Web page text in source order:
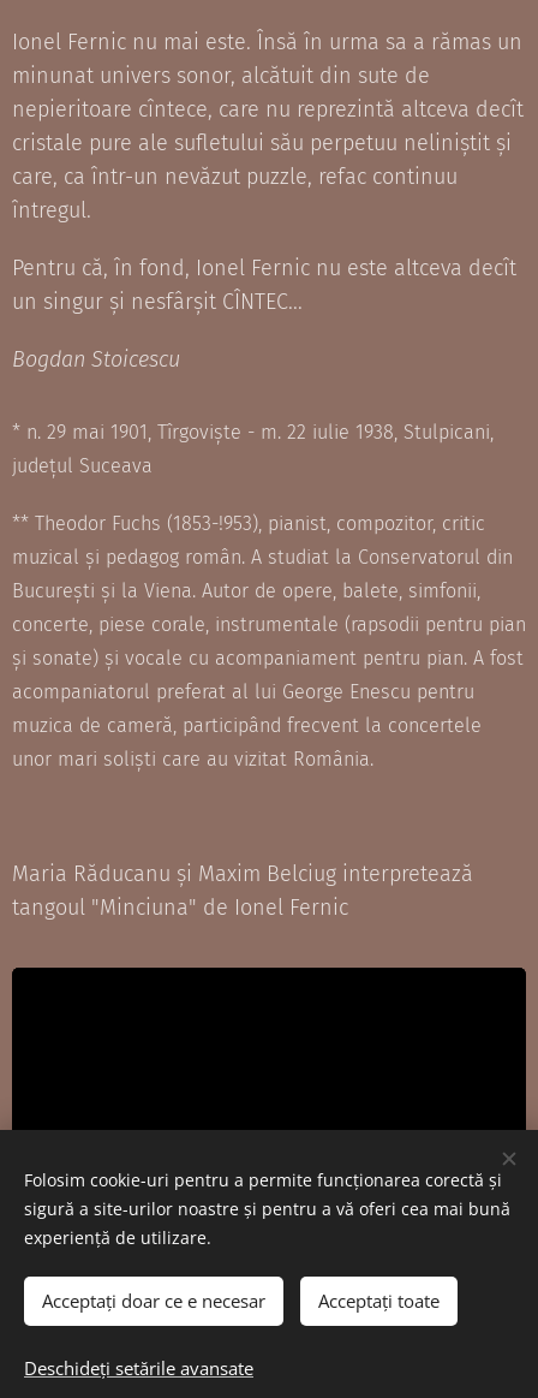
Ionel Fernic nu mai este. Însă în urma sa a rămas un
minunat univers sonor, alcătuit din sute de
nepieritoare cîntece, care nu reprezintă altceva decît
cristale pure ale sufletului său perpetuu neliniștit și
care, ca într-un nevăzut puzzle, refac continuu
întregul.
Pentru că, în fond, Ionel Fernic nu este altceva decît
un singur și nesfârșit CÎNTEC...
Bogdan Stoicescu
* n. 29 mai 1901, Tîrgoviște - m. 22 iulie 1938, Stulpicani,
județul Suceava
** Theodor Fuchs (1853-!953), pianist, compozitor, critic
muzical și pedagog român. A studiat la Conservatorul din
București și la Viena. Autor de opere, balete, simfonii,
concerte, piese corale, instrumentale (rapsodii pentru pian
și sonate) și vocale cu acompaniament pentru pian. A fost
acompaniatorul preferat al lui George Enescu pentru
muzica de cameră, participând frecvent la concertele
unor mari soliști care au vizitat România.
Maria Răducanu și Maxim Belciug interpretează
tangoul "Minciuna" de Ionel Fernic
Creat cuWebnode
Folosim cookie-uri pentru a permite funcționarea corectă și
sigură a site-urilor noastre și pentru a vă oferi cea mai bună
experiență de utilizare.
Acceptați doar ce e necesar Acceptați toate
Deschideți setările avansate